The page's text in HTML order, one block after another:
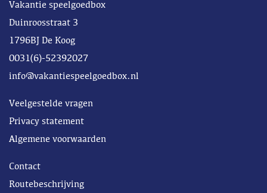
Vakantie speelgoedbox
Duinroosstraat 3
1796BJ De Koog
0031(6)-52392027
info@vakantiespeelgoedbox.nl
Veelgestelde vragen
Privacy statement
Algemene voorwaarden
Contact
Routebeschrijving